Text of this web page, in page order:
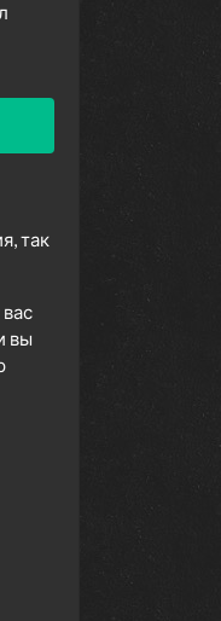
так
вы